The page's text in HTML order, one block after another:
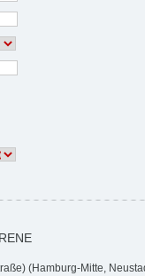
(Hamburg-Mitte,